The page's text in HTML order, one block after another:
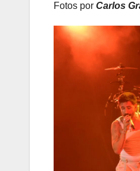
Fotos por Carlos